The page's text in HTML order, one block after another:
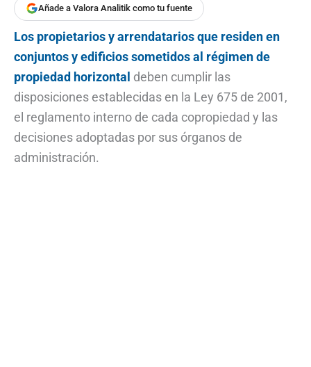
Añade a Valora Analitik como tu fuente
Los propietarios y arrendatarios que residen en
conjuntos y edificios sometidos al régimen de
propiedad horizontal deben cumplir las
disposiciones establecidas en la Ley 675 de 2001,
el reglamento interno de cada copropiedad y las
decisiones adoptadas por sus órganos de
administración.